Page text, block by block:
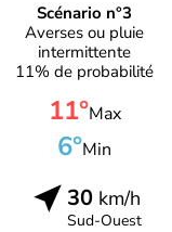
Scénario n°3
Averses ou pluie
intermittente
11% de probabilité
11°Max
6°Min
30 km/h
Sud-Ouest